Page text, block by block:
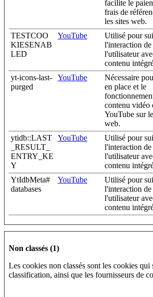
facilite le
frais de
les sites web.
TESTCOO
KIESENAB
LED
YouTube
Utilisé pour
l'interaction de
l'utilisateur
contenu
yt-icons-last-
purged
YouTube
Nécessaire
en place et le
contenu vidéo
YouTube sur
web.
ytidb::LAST
_RESULT_
ENTRY_KE
Y
YouTube
Utilisé pour
l'interaction de
l'utilisateur
contenu
YtIdbMeta#
databases
YouTube
Utilisé pour
l'interaction de
l'utilisateur
contenu
Non classés (1)
Les cookies non classés sont les cookies qui
classification, ainsi que les fournisseurs de